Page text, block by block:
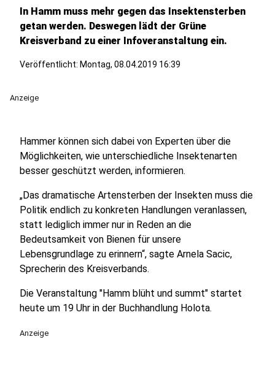
In Hamm muss mehr gegen das Insektensterben
getan werden. Deswegen lädt der Grüne
Kreisverband zu einer Infoveranstaltung ein.
Veröffentlicht: Montag, 08.04.2019 16:39
Anzeige
Hammer können sich dabei von Experten über die
Möglichkeiten, wie unterschiedliche Insektenarten
besser geschützt werden, informieren.
„Das dramatische Artensterben der Insekten muss die
Politik endlich zu konkreten Handlungen veranlassen,
statt lediglich immer nur in Reden an die
Bedeutsamkeit von Bienen für unsere
Lebensgrundlage zu erinnern“, sagte Arnela Sacic,
Sprecherin des Kreisverbands.
Die Veranstaltung "Hamm blüht und summt" startet
heute um 19 Uhr in der Buchhandlung Holota.
Anzeige